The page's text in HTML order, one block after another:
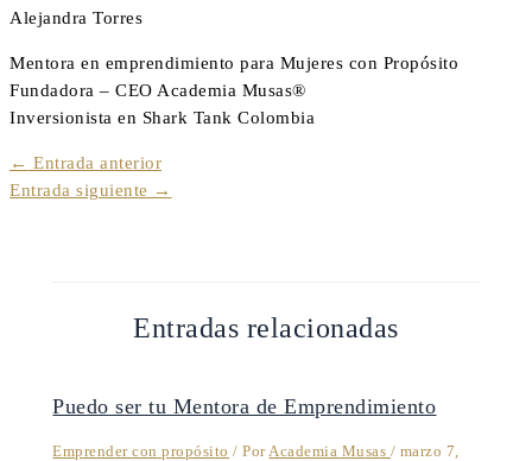
Alejandra Torres
Mentora en emprendimiento para Mujeres con Propósito
Fundadora – CEO Academia Musas®
Inversionista en Shark Tank Colombia
← Entrada anterior
Entrada siguiente →
Entradas relacionadas
Puedo ser tu Mentora de Emprendimiento
Emprender con propósito / Por Academia Musas / marzo 7,